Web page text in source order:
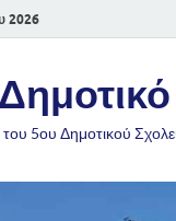
2026
5ου Δημοτικού